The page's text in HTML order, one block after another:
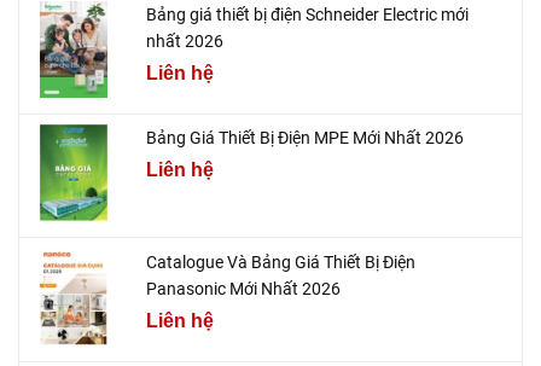
Bảng giá thiết bị điện Schneider Electric mới
nhất 2026
Liên hệ
Bảng Giá Thiết Bị Điện MPE Mới Nhất 2026
Liên hệ
Catalogue Và Bảng Giá Thiết Bị Điện
Panasonic Mới Nhất 2026
Liên hệ